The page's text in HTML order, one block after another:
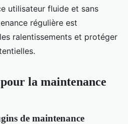
utilisateur fluide et sans
régulière est
ralentissements et protéger
la maintenance
de maintenance